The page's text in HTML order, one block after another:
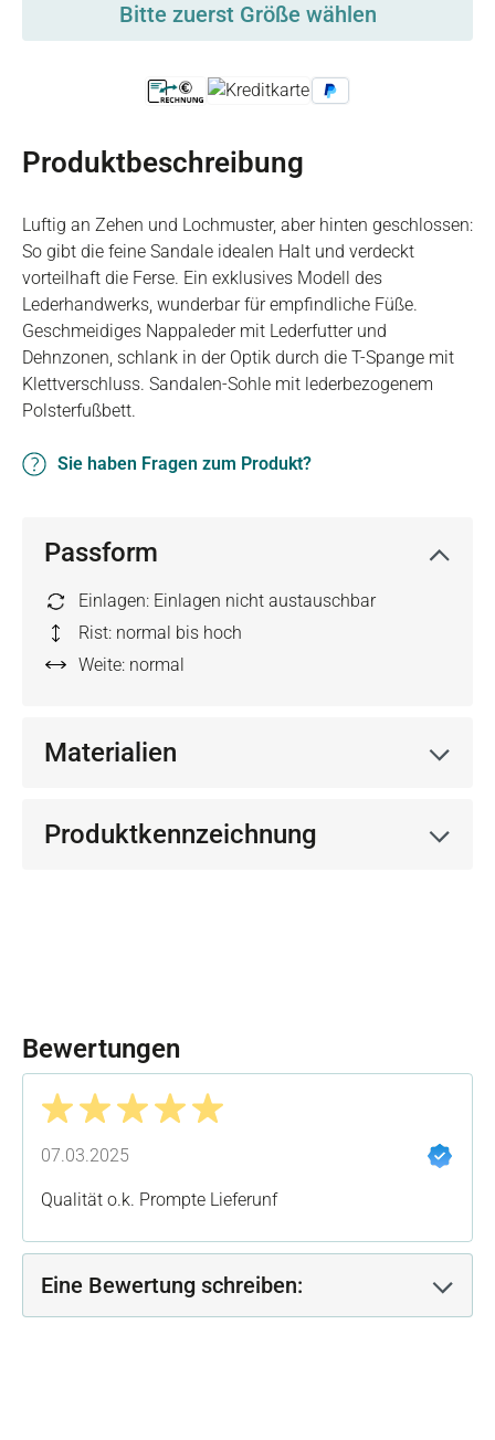
Bitte zuerst Größe wählen
Produktbeschreibung
Luftig an Zehen und Lochmuster, aber hinten geschlossen:
So gibt die feine Sandale idealen Halt und verdeckt
vorteilhaft die Ferse. Ein exklusives Modell des
Lederhandwerks, wunderbar für empfindliche Füße.
Geschmeidiges Nappaleder mit Lederfutter und
Dehnzonen, schlank in der Optik durch die T-Spange mit
Klettverschluss. Sandalen-Sohle mit lederbezogenem
Polsterfußbett.
Sie haben Fragen zum Produkt?
Passform
Einlagen: Einlagen nicht austauschbar
Rist: normal bis hoch
Weite: normal
Materialien
Produktkennzeichnung
Bewertungen
07.03.2025
Qualität o.k. Prompte Lieferunf
Eine Bewertung schreiben: